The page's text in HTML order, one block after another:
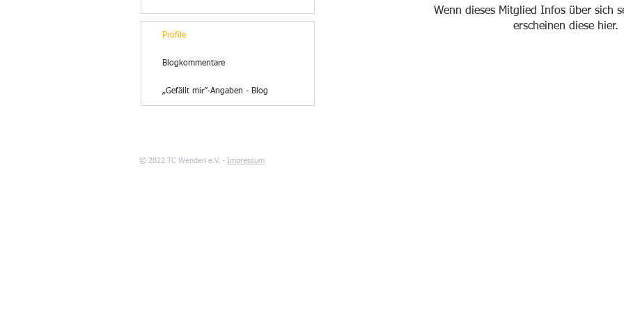
Wenn dieses Mitglied Infos über sich
erscheinen diese hier.
Profile
Blogkommentare
„Gefällt mir”-Angaben - Blog
© 2022 TC Wenden e.V. - Impressum